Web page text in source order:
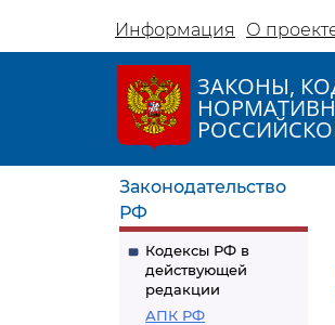
Информация О
ЗАКОНЫ,
Законодательство
РФ
Кодексы РФ в
действующей
редакции
АПК РФ